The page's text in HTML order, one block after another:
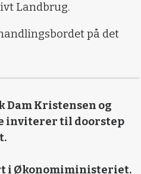
Landbrug.
på det
Kristensen og
inviterer til doorstep
i Økonomiministeriet.